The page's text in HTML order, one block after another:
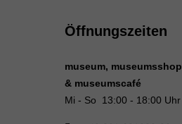
Öffnungszeiten
museum, museumsshop
& museumscafé
Mi - So 13:00 - 18:00 Uhr